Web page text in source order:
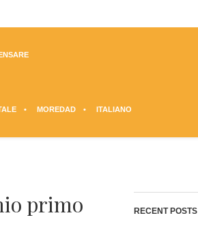
MOREDAD ITALIANO
primo
RECENT POSTS